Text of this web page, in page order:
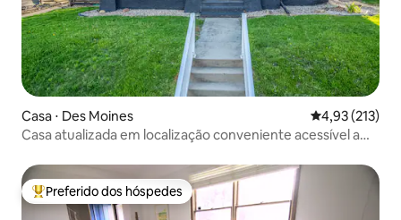
Casa ⋅ Des Moines 4,93 de uma
4,93 (213)
Casa atualizada em localização conveniente acessível a
Entre os melhores preferidos dos hóspedes
Preferido dos hóspedes